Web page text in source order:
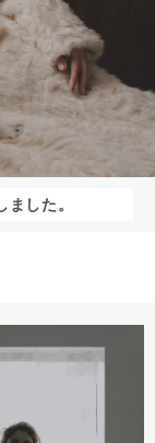
した。